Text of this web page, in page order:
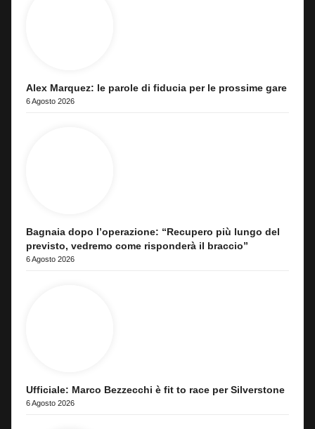
Alex Marquez: le parole di fiducia per le prossime gare
6 Agosto 2026
Bagnaia dopo l’operazione: “Recupero più lungo del
previsto, vedremo come risponderà il braccio”
6 Agosto 2026
Ufficiale: Marco Bezzecchi è fit to race per Silverstone
6 Agosto 2026